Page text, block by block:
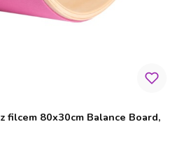
filcem 80x30cm Balance Board,